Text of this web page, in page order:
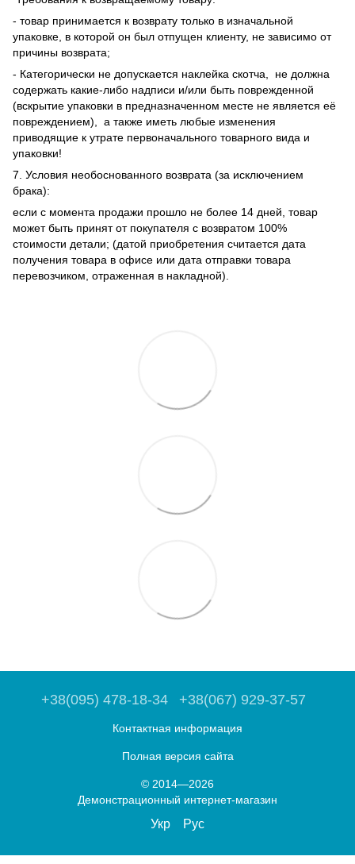
- товар принимается к возврату только в изначальной
упаковке, в которой он был отпущен клиенту, не зависимо от
причины возврата;
- Категорически не допускается наклейка скотча, не должна
содержать какие-либо надписи и/или быть поврежденной
(вскрытие упаковки в предназначенном месте не является её
повреждением), а также иметь любые изменения
приводящие к утрате первоначального товарного вида и
упаковки!
7. Условия необоснованного возврата (за исключением
брака):
если с момента продажи прошло не более 14 дней, товар
может быть принят от покупателя с возвратом 100%
стоимости детали; (датой приобретения считается дата
получения товара в офисе или дата отправки товара
перевозчиком, отраженная в накладной).
+38(095) 478-18-34 +38(067) 929-37-57
Контактная информация
Полная версия сайта
© 2014—2026
Демонстрационный интернет-магазин
Укр Рус